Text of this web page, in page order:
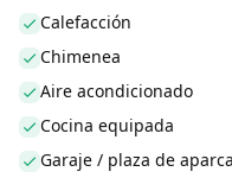
Calefacción
Chimenea
Aire acondicionado
Cocina equipada
Garaje / plaza de